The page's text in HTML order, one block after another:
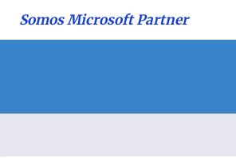
Somos Microsoft Partner